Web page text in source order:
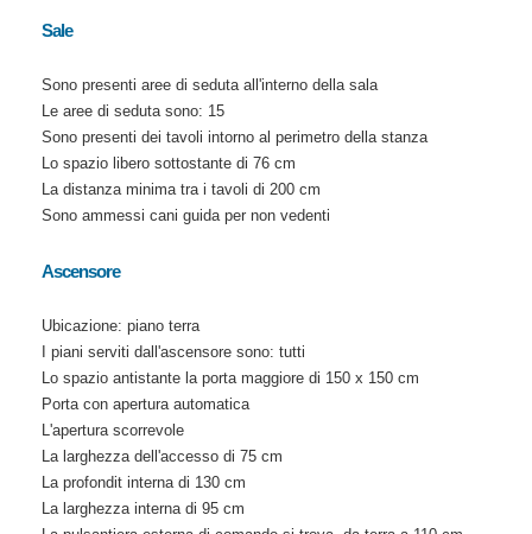
Sale
Sono presenti aree di seduta all'interno della sala
Le aree di seduta sono: 15
Sono presenti dei tavoli intorno al perimetro della stanza
Lo spazio libero sottostante di 76 cm
La distanza minima tra i tavoli di 200 cm
Sono ammessi cani guida per non vedenti
Ascensore
Ubicazione: piano terra
I piani serviti dall'ascensore sono: tutti
Lo spazio antistante la porta maggiore di 150 x 150 cm
Porta con apertura automatica
L'apertura scorrevole
La larghezza dell'accesso di 75 cm
La profondit interna di 130 cm
La larghezza interna di 95 cm